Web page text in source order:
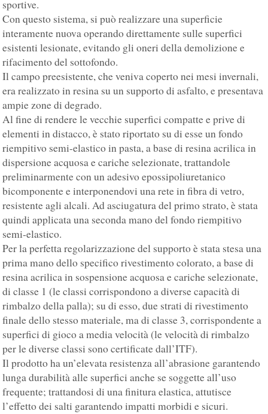
sportive.
Con questo sistema, si può realizzare una superficie
interamente nuova operando direttamente sulle superfici
esistenti lesionate, evitando gli oneri della demolizione e
rifacimento del sottofondo.
Il campo preesistente, che veniva coperto nei mesi invernali,
era realizzato in resina su un supporto di asfalto, e presentava
ampie zone di degrado.
Al fine di rendere le vecchie superfici compatte e prive di
elementi in distacco, è stato riportato su di esse un fondo
riempitivo semi-elastico in pasta, a base di resina acrilica in
dispersione acquosa e cariche selezionate, trattandole
preliminarmente con un adesivo epossipoliuretanico
bicomponente e interponendovi una rete in fibra di vetro,
resistente agli alcali. Ad asciugatura del primo strato, è stata
quindi applicata una seconda mano del fondo riempitivo
semi-elastico.
Per la perfetta regolarizzazione del supporto è stata stesa una
prima mano dello specifico rivestimento colorato, a base di
resina acrilica in sospensione acquosa e cariche selezionate,
di classe 1 (le classi corrispondono a diverse capacità di
rimbalzo della palla); su di esso, due strati di rivestimento
finale dello stesso materiale, ma di classe 3, corrispondente a
superfici di gioco a media velocità (le velocità di rimbalzo
per le diverse classi sono certificate dall’ITF).
Il prodotto ha un’elevata resistenza all’abrasione garantendo
lunga durabilità alle superfici anche se soggette all’uso
frequente; trattandosi di una finitura elastica, attutisce
l’effetto dei salti garantendo impatti morbidi e sicuri.